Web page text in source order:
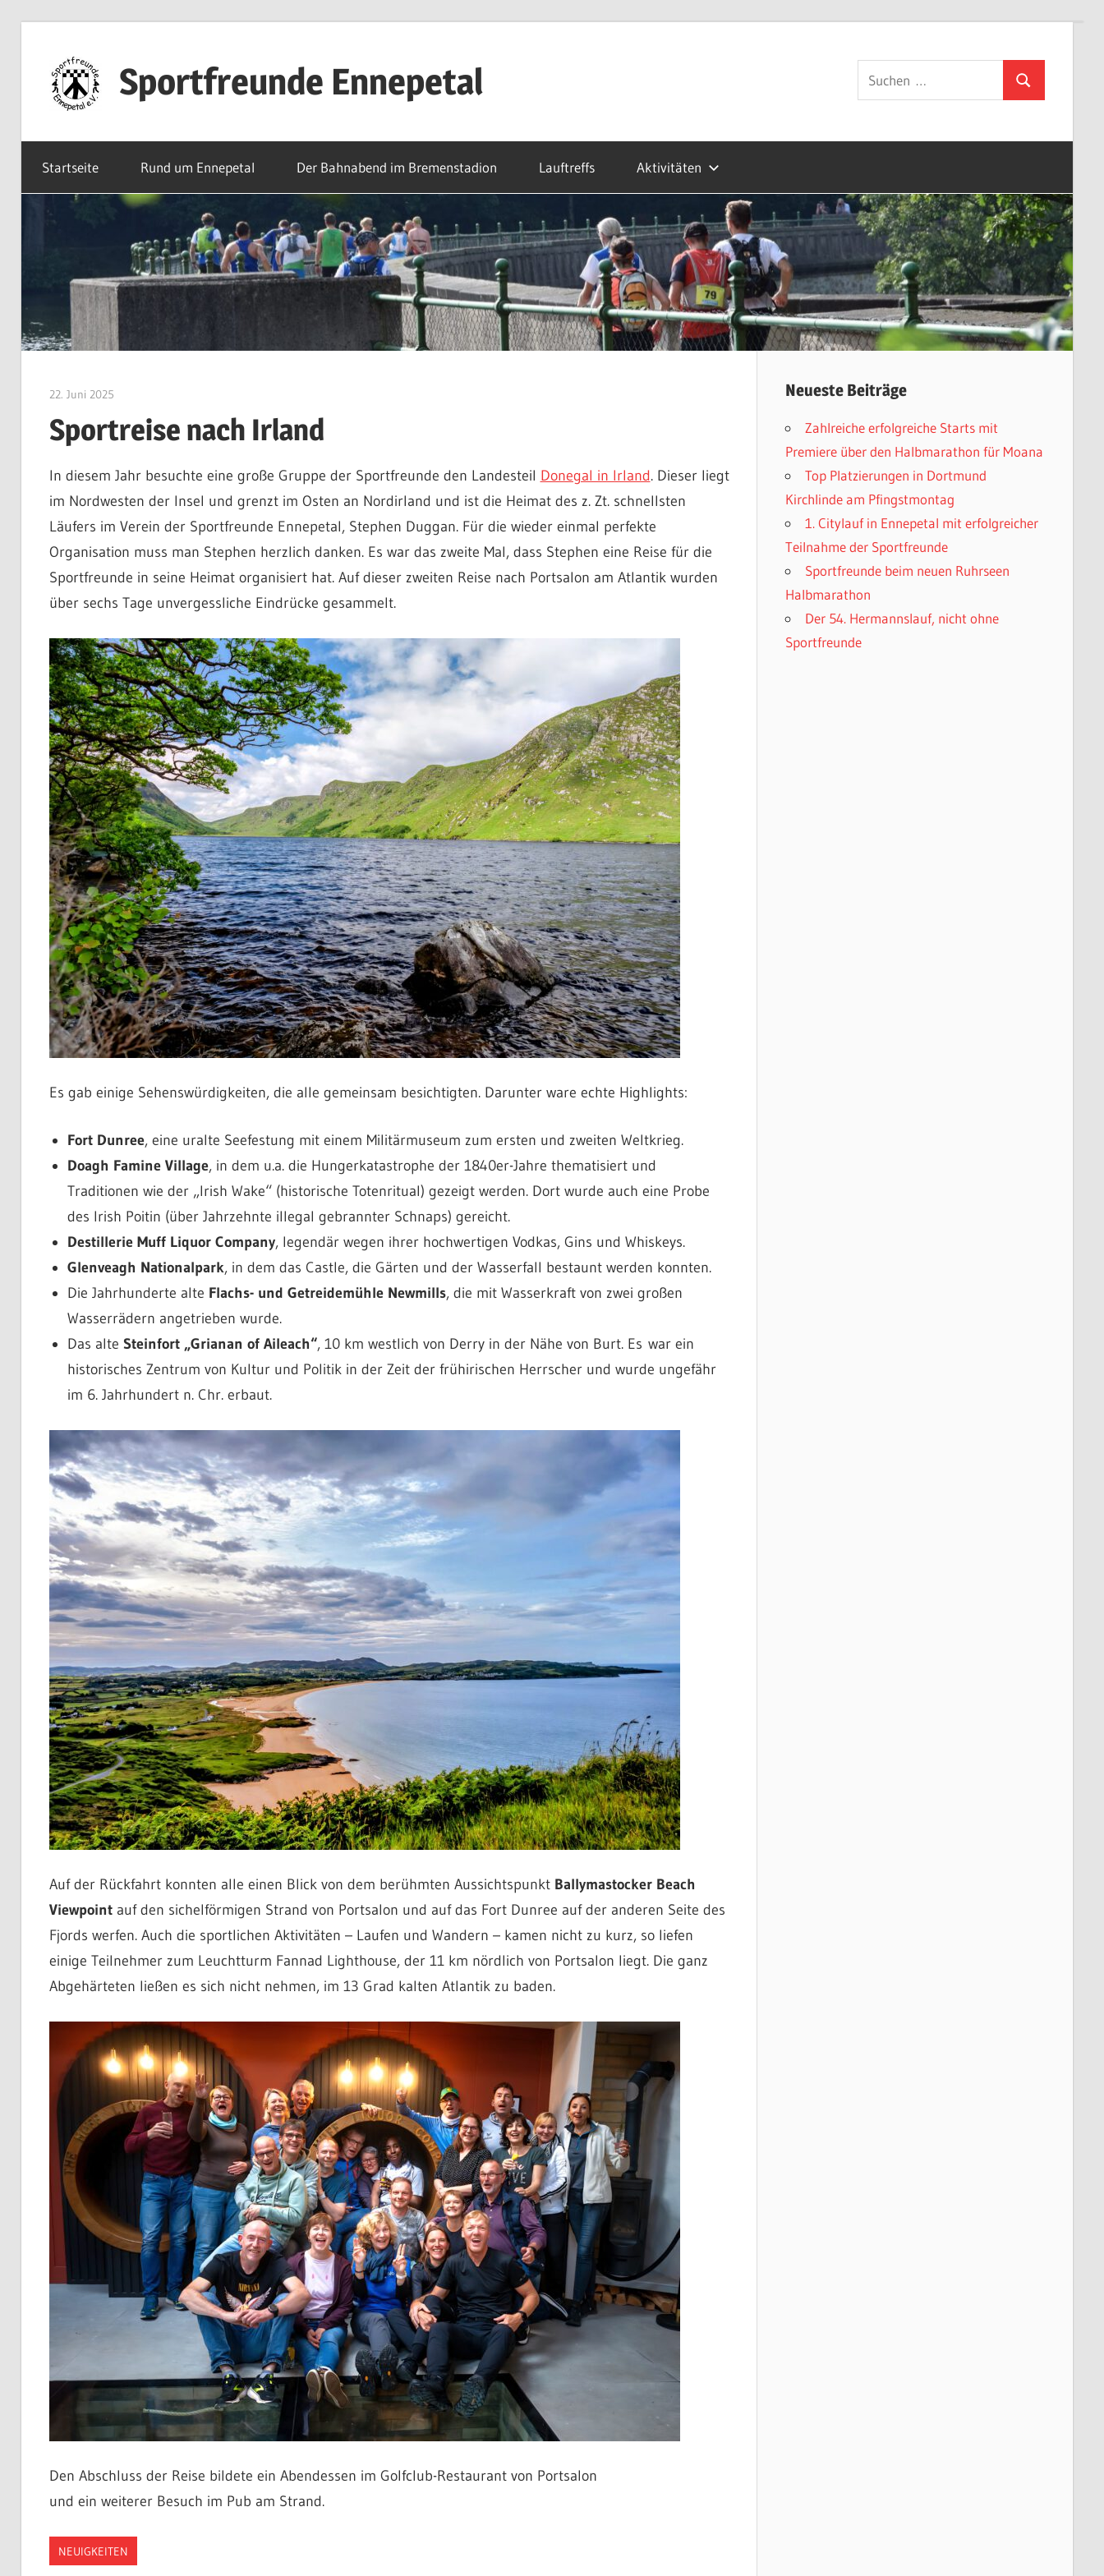
springen
Sportfreunde Ennepetal
bei
den
Sportfreunden
Ennepetal
Suchen
nach:
Suchen
Startseite Rund um Ennepetal Der Bahnabend im Bremenstadion Lauftreffs Aktivitäten
22. Juni 2025
Sportreise nach Irland
In diesem Jahr besuchte eine große Gruppe der Sportfreunde den Landesteil Donegal in Irland. Dieser liegt
im Nordwesten der Insel und grenzt im Osten an Nordirland und ist die Heimat des z. Zt. schnellsten
Läufers im Verein der Sportfreunde Ennepetal, Stephen Duggan. Für die wieder einmal perfekte
Organisation muss man Stephen herzlich danken. Es war das zweite Mal, dass Stephen eine Reise für die
Sportfreunde in seine Heimat organisiert hat. Auf dieser zweiten Reise nach Portsalon am Atlantik wurden
über sechs Tage unvergessliche Eindrücke gesammelt.
Es gab einige Sehenswürdigkeiten, die alle gemeinsam besichtigten. Darunter ware echte Highlights:
Fort Dunree, eine uralte Seefestung mit einem Militärmuseum zum ersten und zweiten Weltkrieg.
Doagh Famine Village, in dem u.a. die Hungerkatastrophe der 1840er-Jahre thematisiert und
Traditionen wie der „Irish Wake“ (historische Totenritual) gezeigt werden. Dort wurde auch eine Probe
des Irish Poitin (über Jahrzehnte illegal gebrannter Schnaps) gereicht.
Destillerie Muff Liquor Company, legendär wegen ihrer hochwertigen Vodkas, Gins und Whiskeys.
Glenveagh Nationalpark, in dem das Castle, die Gärten und der Wasserfall bestaunt werden konnten.
Die Jahrhunderte alte Flachs- und Getreidemühle Newmills, die mit Wasserkraft von zwei großen
Wasserrädern angetrieben wurde.
Das alte Steinfort „Grianan of Aileach“, 10 km westlich von Derry in der Nähe von Burt. Es war ein
historisches Zentrum von Kultur und Politik in der Zeit der frühirischen Herrscher und wurde ungefähr
im 6. Jahrhundert n. Chr. erbaut.
Auf der Rückfahrt konnten alle einen Blick von dem berühmten Aussichtspunkt Ballymastocker Beach
Viewpointauf den sichelförmigen Strand von Portsalon und auf das Fort Dunree auf der anderen Seite des
Fjords werfen. Auch die sportlichen Aktivitäten – Laufen und Wandern – kamen nicht zu kurz, so liefen
einige Teilnehmer zum Leuchtturm Fannad Lighthouse, der 11 km nördlich von Portsalon liegt. Die ganz
Abgehärteten ließen es sich nicht nehmen, im 13 Grad kalten Atlantik zu baden.
Den Abschluss der Reise bildete ein Abendessen im Golfclub-Restaurant von Portsalon
und ein weiterer Besuch im Pub am Strand.
NEUIGKEITEN
Neueste Beiträge
Zahlreiche erfolgreiche Starts mit
Premiere über den Halbmarathon für Moana
Top Platzierungen in Dortmund
Kirchlinde am Pfingstmontag
1. Citylauf in Ennepetal mit erfolgreicher
Teilnahme der Sportfreunde
Sportfreunde beim neuen Ruhrseen
Halbmarathon
Der 54. Hermannslauf, nicht ohne
Sportfreunde